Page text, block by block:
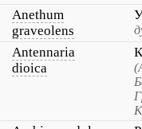
Anethum
graveolens
Antennaria
dioica